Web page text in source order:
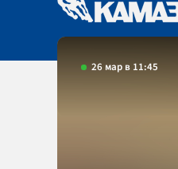
26 мар в 11:45